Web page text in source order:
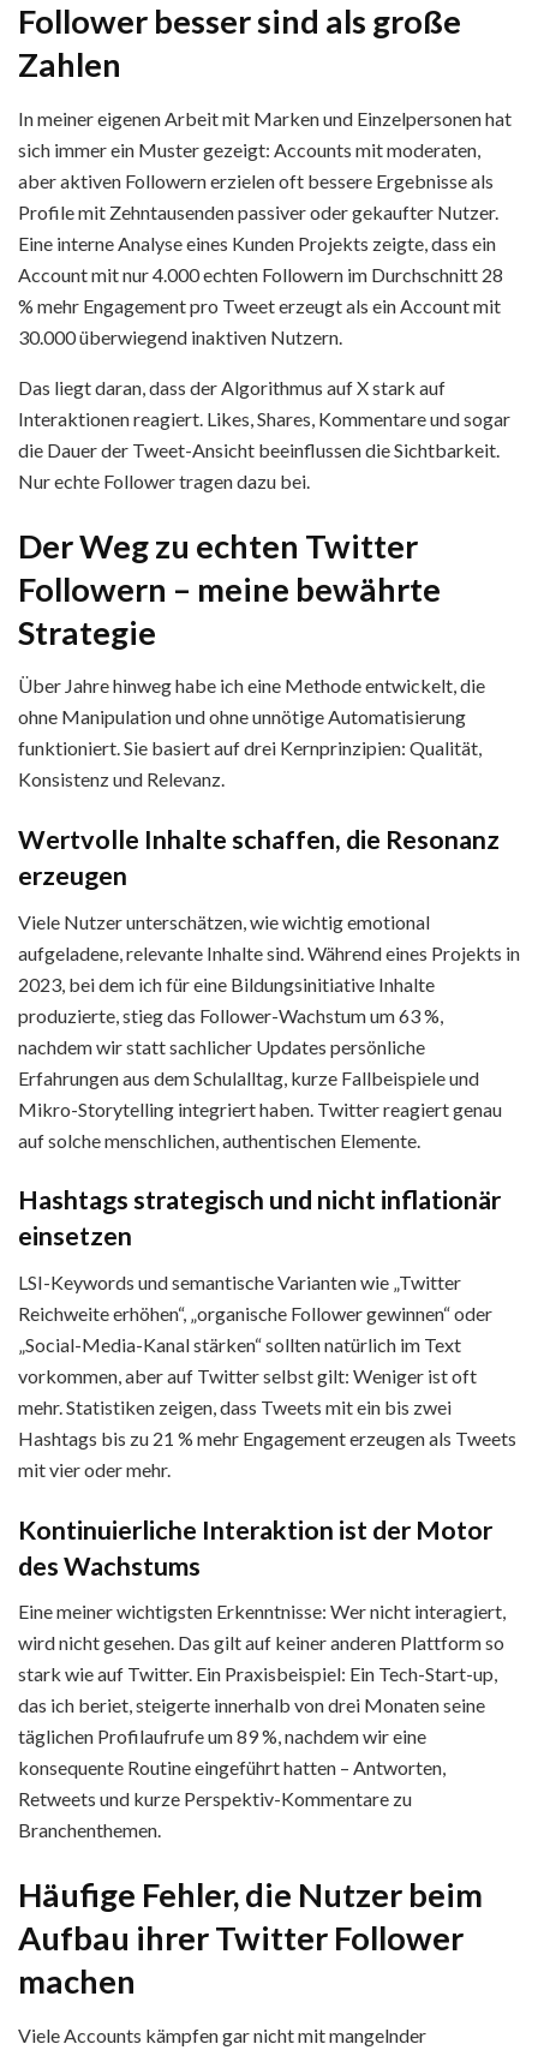
Follower besser sind als große
Zahlen
In meiner eigenen Arbeit mit Marken und Einzelpersonen hat
sich immer ein Muster gezeigt: Accounts mit moderaten,
aber aktiven Followern erzielen oft bessere Ergebnisse als
Profile mit Zehntausenden passiver oder gekaufter Nutzer.
Eine interne Analyse eines Kunden Projekts zeigte, dass ein
Account mit nur 4.000 echten Followern im Durchschnitt 28
% mehr Engagement pro Tweet erzeugt als ein Account mit
30.000 überwiegend inaktiven Nutzern.
Das liegt daran, dass der Algorithmus auf X stark auf
Interaktionen reagiert. Likes, Shares, Kommentare und sogar
die Dauer der Tweet-Ansicht beeinflussen die Sichtbarkeit.
Nur echte Follower tragen dazu bei.
Der Weg zu echten Twitter
Followern – meine bewährte
Strategie
Über Jahre hinweg habe ich eine Methode entwickelt, die
ohne Manipulation und ohne unnötige Automatisierung
funktioniert. Sie basiert auf drei Kernprinzipien: Qualität,
Konsistenz und Relevanz.
Wertvolle Inhalte schaffen, die Resonanz
erzeugen
Viele Nutzer unterschätzen, wie wichtig emotional
aufgeladene, relevante Inhalte sind. Während eines Projekts in
2023, bei dem ich für eine Bildungsinitiative Inhalte
produzierte, stieg das Follower-Wachstum um 63 %,
nachdem wir statt sachlicher Updates persönliche
Erfahrungen aus dem Schulalltag, kurze Fallbeispiele und
Mikro-Storytelling integriert haben. Twitter reagiert genau
auf solche menschlichen, authentischen Elemente.
Hashtags strategisch und nicht inflationär
einsetzen
LSI-Keywords und semantische Varianten wie „Twitter
Reichweite erhöhen“, „organische Follower gewinnen“ oder
„Social-Media-Kanal stärken“ sollten natürlich im Text
vorkommen, aber auf Twitter selbst gilt: Weniger ist oft
mehr. Statistiken zeigen, dass Tweets mit ein bis zwei
Hashtags bis zu 21 % mehr Engagement erzeugen als Tweets
mit vier oder mehr.
Kontinuierliche Interaktion ist der Motor
des Wachstums
Eine meiner wichtigsten Erkenntnisse: Wer nicht interagiert,
wird nicht gesehen. Das gilt auf keiner anderen Plattform so
stark wie auf Twitter. Ein Praxisbeispiel: Ein Tech-Start-up,
das ich beriet, steigerte innerhalb von drei Monaten seine
täglichen Profilaufrufe um 89 %, nachdem wir eine
konsequente Routine eingeführt hatten – Antworten,
Retweets und kurze Perspektiv-Kommentare zu
Branchenthemen.
Häufige Fehler, die Nutzer beim
Aufbau ihrer Twitter Follower
machen
Viele Accounts kämpfen gar nicht mit mangelnder